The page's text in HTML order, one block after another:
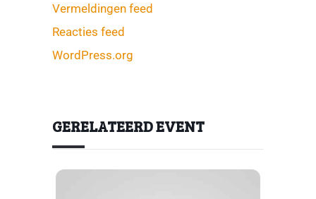
Vermeldingen feed
Reacties feed
WordPress.org
GERELATEERD EVENT